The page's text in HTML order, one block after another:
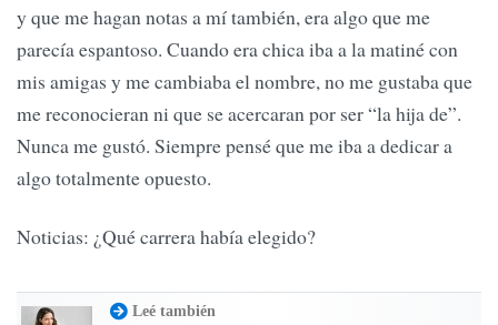
y que me hagan notas a mí también, era algo que me
parecía espantoso. Cuando era chica iba a la matiné con
mis amigas y me cambiaba el nombre, no me gustaba que
me reconocieran ni que se acercaran por ser “la hija de”.
Nunca me gustó. Siempre pensé que me iba a dedicar a
algo totalmente opuesto.
Noticias: ¿Qué carrera había elegido?
Leé también